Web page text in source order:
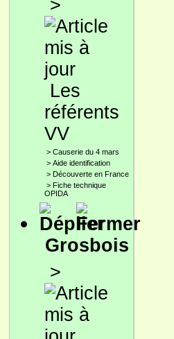
>
Les
référents
VV
> Causerie du 4 mars
> Aide identification
> Découverte en France
> Fiche technique
OPIDA
Grosbois
>